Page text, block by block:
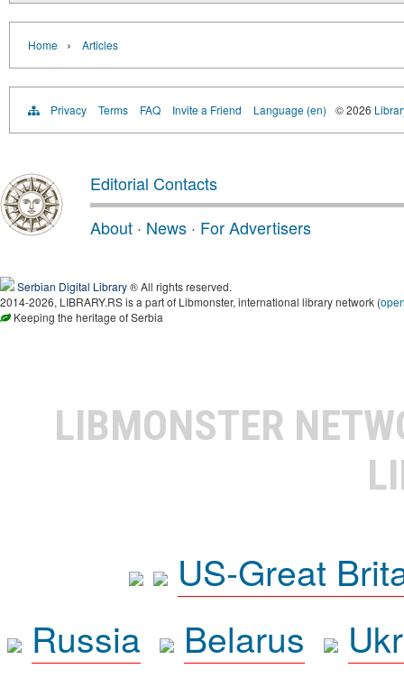
Home › Articles
Privacy Terms FAQ Invite a Friend Language (en) © 2026
Editorial Contacts
About · News · For Advertisers
Serbian Digital Library® All rights reserved.
2014-2026, LIBRARY.RS is a part of Libmonster, international library network (
Keeping the heritage of Serbia
LIBMONSTER
US-Great
Russia
Belarus